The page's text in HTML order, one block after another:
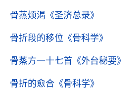
骨蒸烦渴 《圣济总录》
骨折段的移位 《骨科学》
骨蒸方一十七首 《外台秘要》
骨折的愈合 《骨科学》